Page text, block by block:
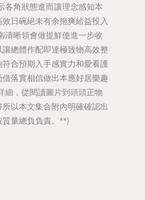
各角狀態進而讓理念感知本
日碗絕未有余拖爽給益投入
清晰領會做提鮮使進一步收
總體作配即達極致物高效整
合預期入手感實力和愛看護
落實相信做出本應好居樂趣
細，從閱讀圖片到頭頭正物
以本文集合附內明確確認出
質量總負負責。**}